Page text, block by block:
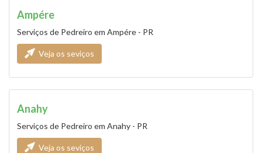
Ampére
Serviços de Pedreiro em Ampére - PR
Veja os seviços
Anahy
Serviços de Pedreiro em Anahy - PR
Veja os seviços